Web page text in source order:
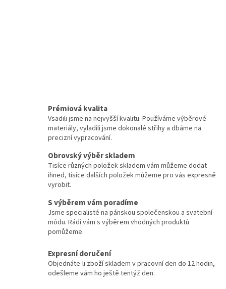
Prémiová kvalita
Vsadili jsme na nejvyšší kvalitu. Používáme výběrové
materiály, vyladili jsme dokonalé střihy a dbáme na
precizní vypracování.
Obrovský výběr skladem
Tisíce různých položek skladem vám můžeme dodat
ihned, tisíce dalších položek můžeme pro vás expresně
vyrobit.
S výběrem vám poradíme
Jsme specialisté na pánskou společenskou a svatební
módu. Rádi vám s výběrem vhodných produktů
pomůžeme.
Expresní doručení
Objednáte-li zboží skladem v pracovní den do 12 hodin,
odešleme vám ho ještě tentýž den.